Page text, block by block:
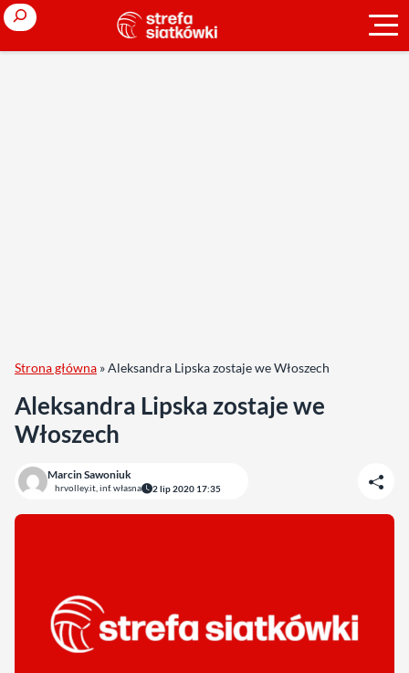
Search
Strona główna »Aleksandra Lipska zostaje we Włoszech
Aleksandra Lipska zostaje we
Włoszech
Marcin Sawoniuk
hrvolley.it, inf. własna 2 lip 2020 17:35